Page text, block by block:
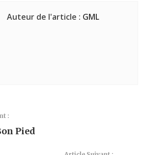
Auteur de l'article : GML
:
Pied